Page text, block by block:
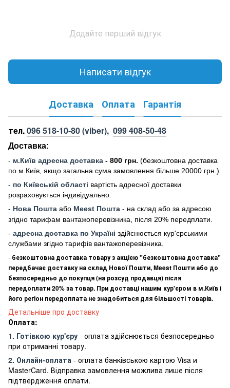
Додайте перший відгук
Написати відгук
Доставка Оплата Гарантія
тел.096 518-10-80(viber), 099 408-50-48
Доставка:
- м.Київ адресна доставка - 800 грн. (безкоштовна доставка
по м.Київ, якщо загальна сума замовлення більше 20000 грн .)
- по Київській області вартість адресної доставки
розраховується індивідуально.
- Нова Пошта або Meest Пошта - на склад або за адресою
згідно тарифам вантажоперевізника, після 20% передплати.
- адресна доставка по Україні здійснюється кур'єрськими
службами згідно тарифів вантажоперевізника.
- безкоштовна доставка товару з акцією "безкоштовна доставка"
передбачає доставку на склад Нової Пошти, Meest Пошти або до
безпосередньо до покупця (на розсуд продавця) після
передоплати 20% за товар. При доставці нашим кур'єром в м.Київ і
його регіон передоплата не знадобиться для більшості товарів.
Детальніше про доставку
Оплата:
1. Готівкою кур'єру - оплата здійснюється безпосередньо
при отриманні товару.
2. Онлайн-оплата - оплата банківською картою Visa и
MasterCard. Відправка замовлення можлива лише після
підтвердження оплати.